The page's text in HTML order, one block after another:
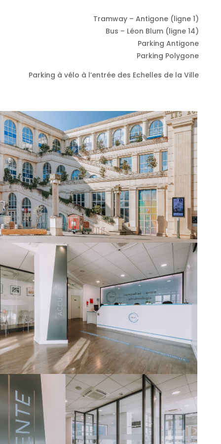
Tramway – Antigone (ligne 1)
Bus – Léon Blum (ligne 14)
Parking Antigone
Parking Polygone
Parking à vélo à l’entrée des Echelles de la Ville